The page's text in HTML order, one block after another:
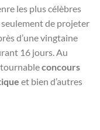
les plus célèbres
seulement de projeter
d’une vingtaine
16 jours. Au
concours
et bien d’autres